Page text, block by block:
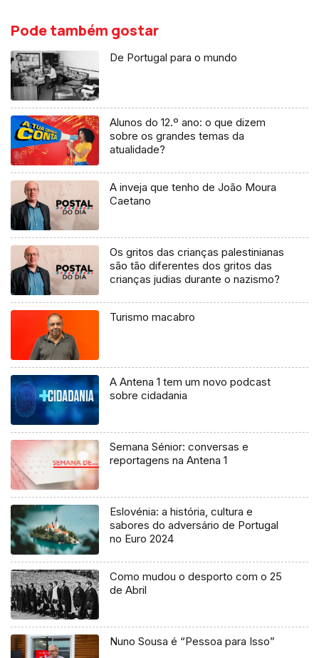
Pode também gostar
De Portugal para o mundo
Alunos do 12.º ano: o que dizem
sobre os grandes temas da
atualidade?
A inveja que tenho de João Moura
Caetano
Os gritos das crianças palestinianas
são tão diferentes dos gritos das
crianças judias durante o nazismo?
Turismo macabro
A Antena 1 tem um novo podcast
sobre cidadania
Semana Sénior: conversas e
reportagens na Antena 1
Eslovénia: a história, cultura e
sabores do adversário de Portugal
no Euro 2024
Como mudou o desporto com o 25
de Abril
Nuno Sousa é “Pessoa para Isso”